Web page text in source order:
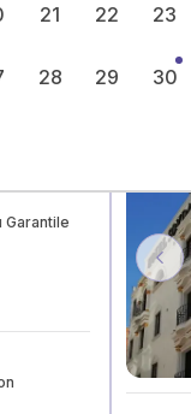
21 22 23
28 29 30
Garantile